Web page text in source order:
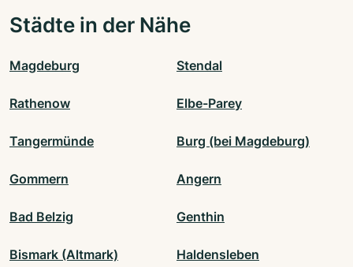
Städte in der Nähe
Magdeburg Stendal
Rathenow Elbe-Parey
Tangermünde Burg (bei Magdeburg)
Gommern Angern
Bad Belzig Genthin
Bismark (Altmark) Haldensleben